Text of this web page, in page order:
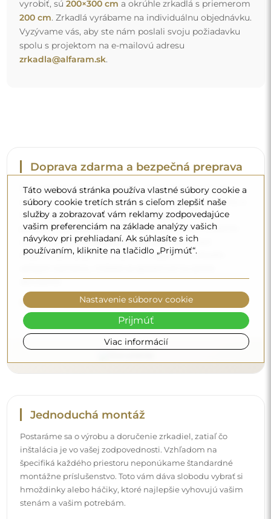
vyrobiť, sú 200×300 cm a okrúhle zrkadlá s priemerom
200 cm. Zrkadlá vyrábame na individuálnu objednávku.
Vyzývame vás, aby ste nám poslali svoju požiadavku
spolu s projektom na e-mailovú adresu
zrkadla@alfaram.sk.
Doprava zdarma a bezpečná preprava
Nemusíte sa starať o prepravu – postaráme sa o to, aby
zrkadlo, ktoré ste si objednali, k vám bezpečne dorazilo, a
to úplne zdarma. Disponujeme vlastným vozovým
parkom a vyškoleným personálom, preto vám môžeme
zaručiť, že zrkadlo dorazí v dokonalom stave, bez
dodatočných poplatkov. Aj keď si objednáte zrkadlo
doručenie.
Pozrite si, ako balíme naše zrkadlá.
Jednoduchá montáž
Postaráme sa o výrobu a doručenie zrkadiel, zatiaľ čo
inštalácia je vo vašej zodpovednosti. Vzhľadom na
špecifiká každého priestoru neponúkame štandardné
montážne príslušenstvo. Toto vám dáva slobodu vybrať si
hmoždinky alebo háčiky, ktoré najlepšie vyhovujú vašim
stenám a vašim potrebám.
Táto webová stránka používa vlastné súbory cookie a
súbory cookie tretích strán s cieľom zlepšiť naše
služby a zobrazovať vám reklamy zodpovedajúce
vašim preferenciám na základe analýzy vašich
návykov pri prehliadaní. Ak súhlasíte s ich
používaním, kliknite na tlačidlo „Prijmúť“.
Viac informácií
Nastavenie súborov cookie
Prijmúť